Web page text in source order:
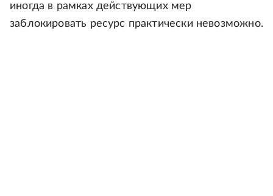
иногда в рамках действующих мер
заблокировать ресурс практически невозможно.